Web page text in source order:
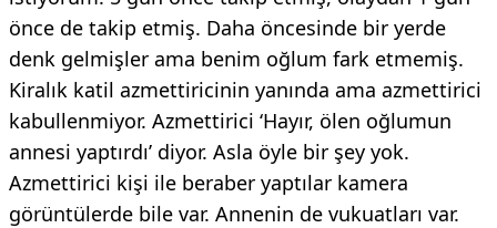
önce de takip etmiş. Daha öncesinde bir yerde
denk gelmişler ama benim oğlum fark etmemiş.
Kiralık katil azmettiricinin yanında ama azmettirici
kabullenmiyor. Azmettirici ‘Hayır, ölen oğlumun
annesi yaptırdı’ diyor. Asla öyle bir şey yok.
Azmettirici kişi ile beraber yaptılar kamera
görüntülerde bile var. Annenin de vukuatları var.